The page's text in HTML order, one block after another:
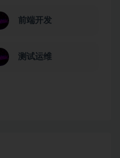
前端开发
测试运维